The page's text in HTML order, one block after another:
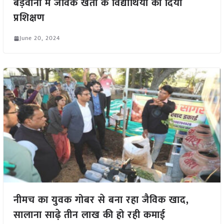
प्रशिक्षण
June 20, 2024
नीमच का युवक गोबर से बना रहा जैविक खाद,
सालाना साढ़े तीन लाख की हो रही कमाई